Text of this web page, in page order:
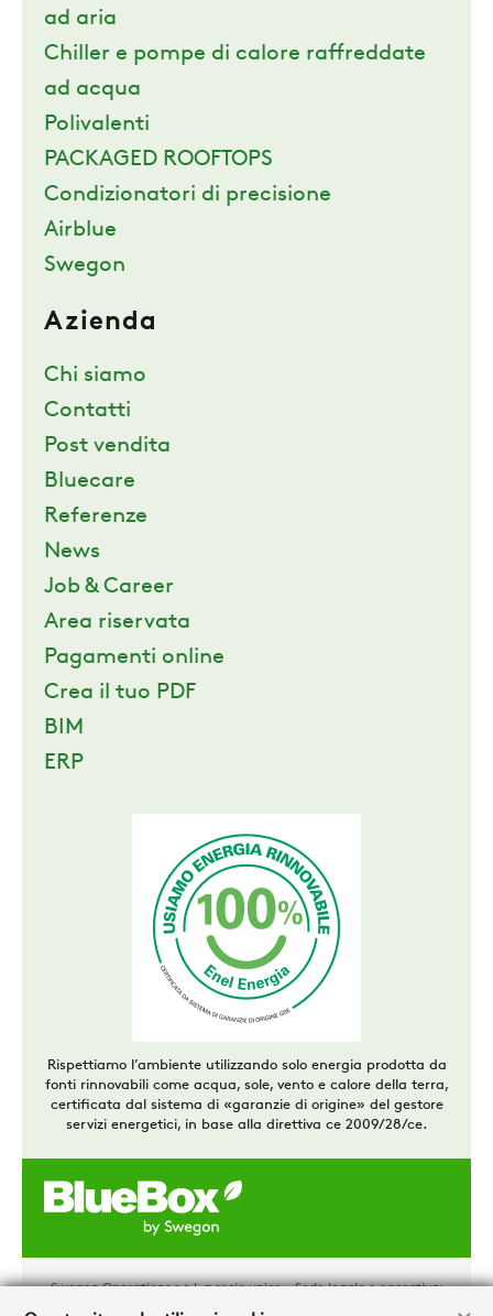
ad aria
Chiller e pompe di calore raffreddate
ad acqua
Polivalenti
PACKAGED ROOFTOPS
Condizionatori di precisione
Airblue
Swegon
Azienda
Chi siamo
Contatti
Post vendita
Bluecare
Referenze
News
Job & Career
Area riservata
Pagamenti online
Crea il tuo PDF
BIM
ERP
Rispettiamo l’ambiente utilizzando solo energia prodotta da
fonti rinnovabili come acqua, sole, vento e calore della terra,
certificata dal sistema di «garanzie di origine» del gestore
servizi energetici, in base alla direttiva ce 2009/28/ce.
Swegon Operations s.r.l. a socio unico - Sede legale e operativa: